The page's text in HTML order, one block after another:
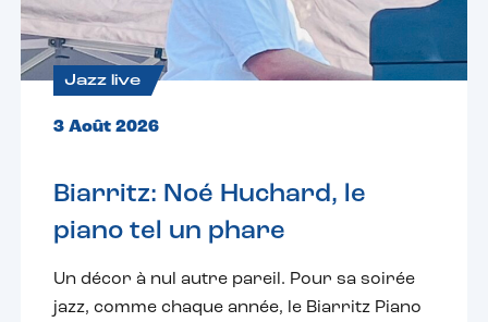
Jazz live
3 Août 2026
Biarritz: Noé Huchard, le
piano tel un phare
Un décor à nul autre pareil. Pour sa soirée
jazz, comme chaque année, le Biarritz Piano